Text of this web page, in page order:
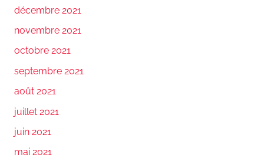
décembre 2021
novembre 2021
octobre 2021
septembre 2021
août 2021
juillet 2021
juin 2021
mai 2021